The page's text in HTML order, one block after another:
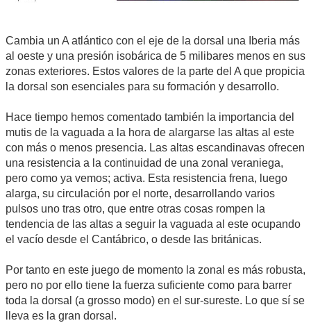
Cambia un A atlántico con el eje de la dorsal una Iberia más
al oeste y una presión isobárica de 5 milibares menos en sus
zonas exteriores. Estos valores de la parte del A que propicia
la dorsal son esenciales para su formación y desarrollo.
Hace tiempo hemos comentado también la importancia del
mutis de la vaguada a la hora de alargarse las altas al este
con más o menos presencia. Las altas escandinavas ofrecen
una resistencia a la continuidad de una zonal veraniega,
pero como ya vemos; activa. Esta resistencia frena, luego
alarga, su circulación por el norte, desarrollando varios
pulsos uno tras otro, que entre otras cosas rompen la
tendencia de las altas a seguir la vaguada al este ocupando
el vacío desde el Cantábrico, o desde las británicas.
Por tanto en este juego de momento la zonal es más robusta,
pero no por ello tiene la fuerza suficiente como para barrer
toda la dorsal (a grosso modo) en el sur-sureste. Lo que sí se
lleva es la gran dorsal.